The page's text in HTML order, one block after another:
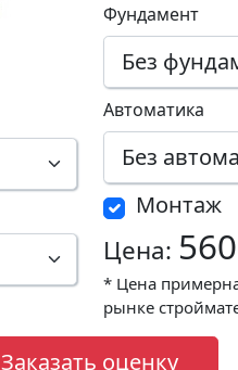
Фундамент
Автоматика
Монтаж
Цена:
* Цена
рынке
Заказать оценку